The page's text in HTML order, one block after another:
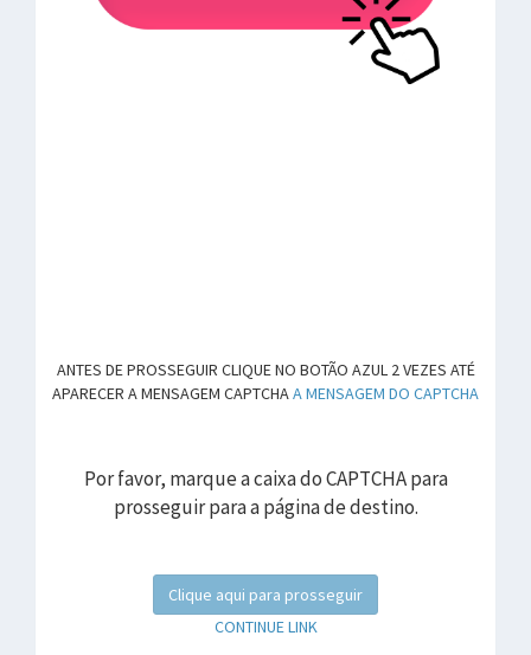
ANTES DE PROSSEGUIR CLIQUE NO BOTÃO AZUL 2 VEZES ATÉ
APARECER A MENSAGEM CAPTCHAA MENSAGEM DO CAPTCHA
Por favor, marque a caixa do CAPTCHA para
prosseguir para a página de destino.
Clique aqui para prosseguir
CONTINUE LINK